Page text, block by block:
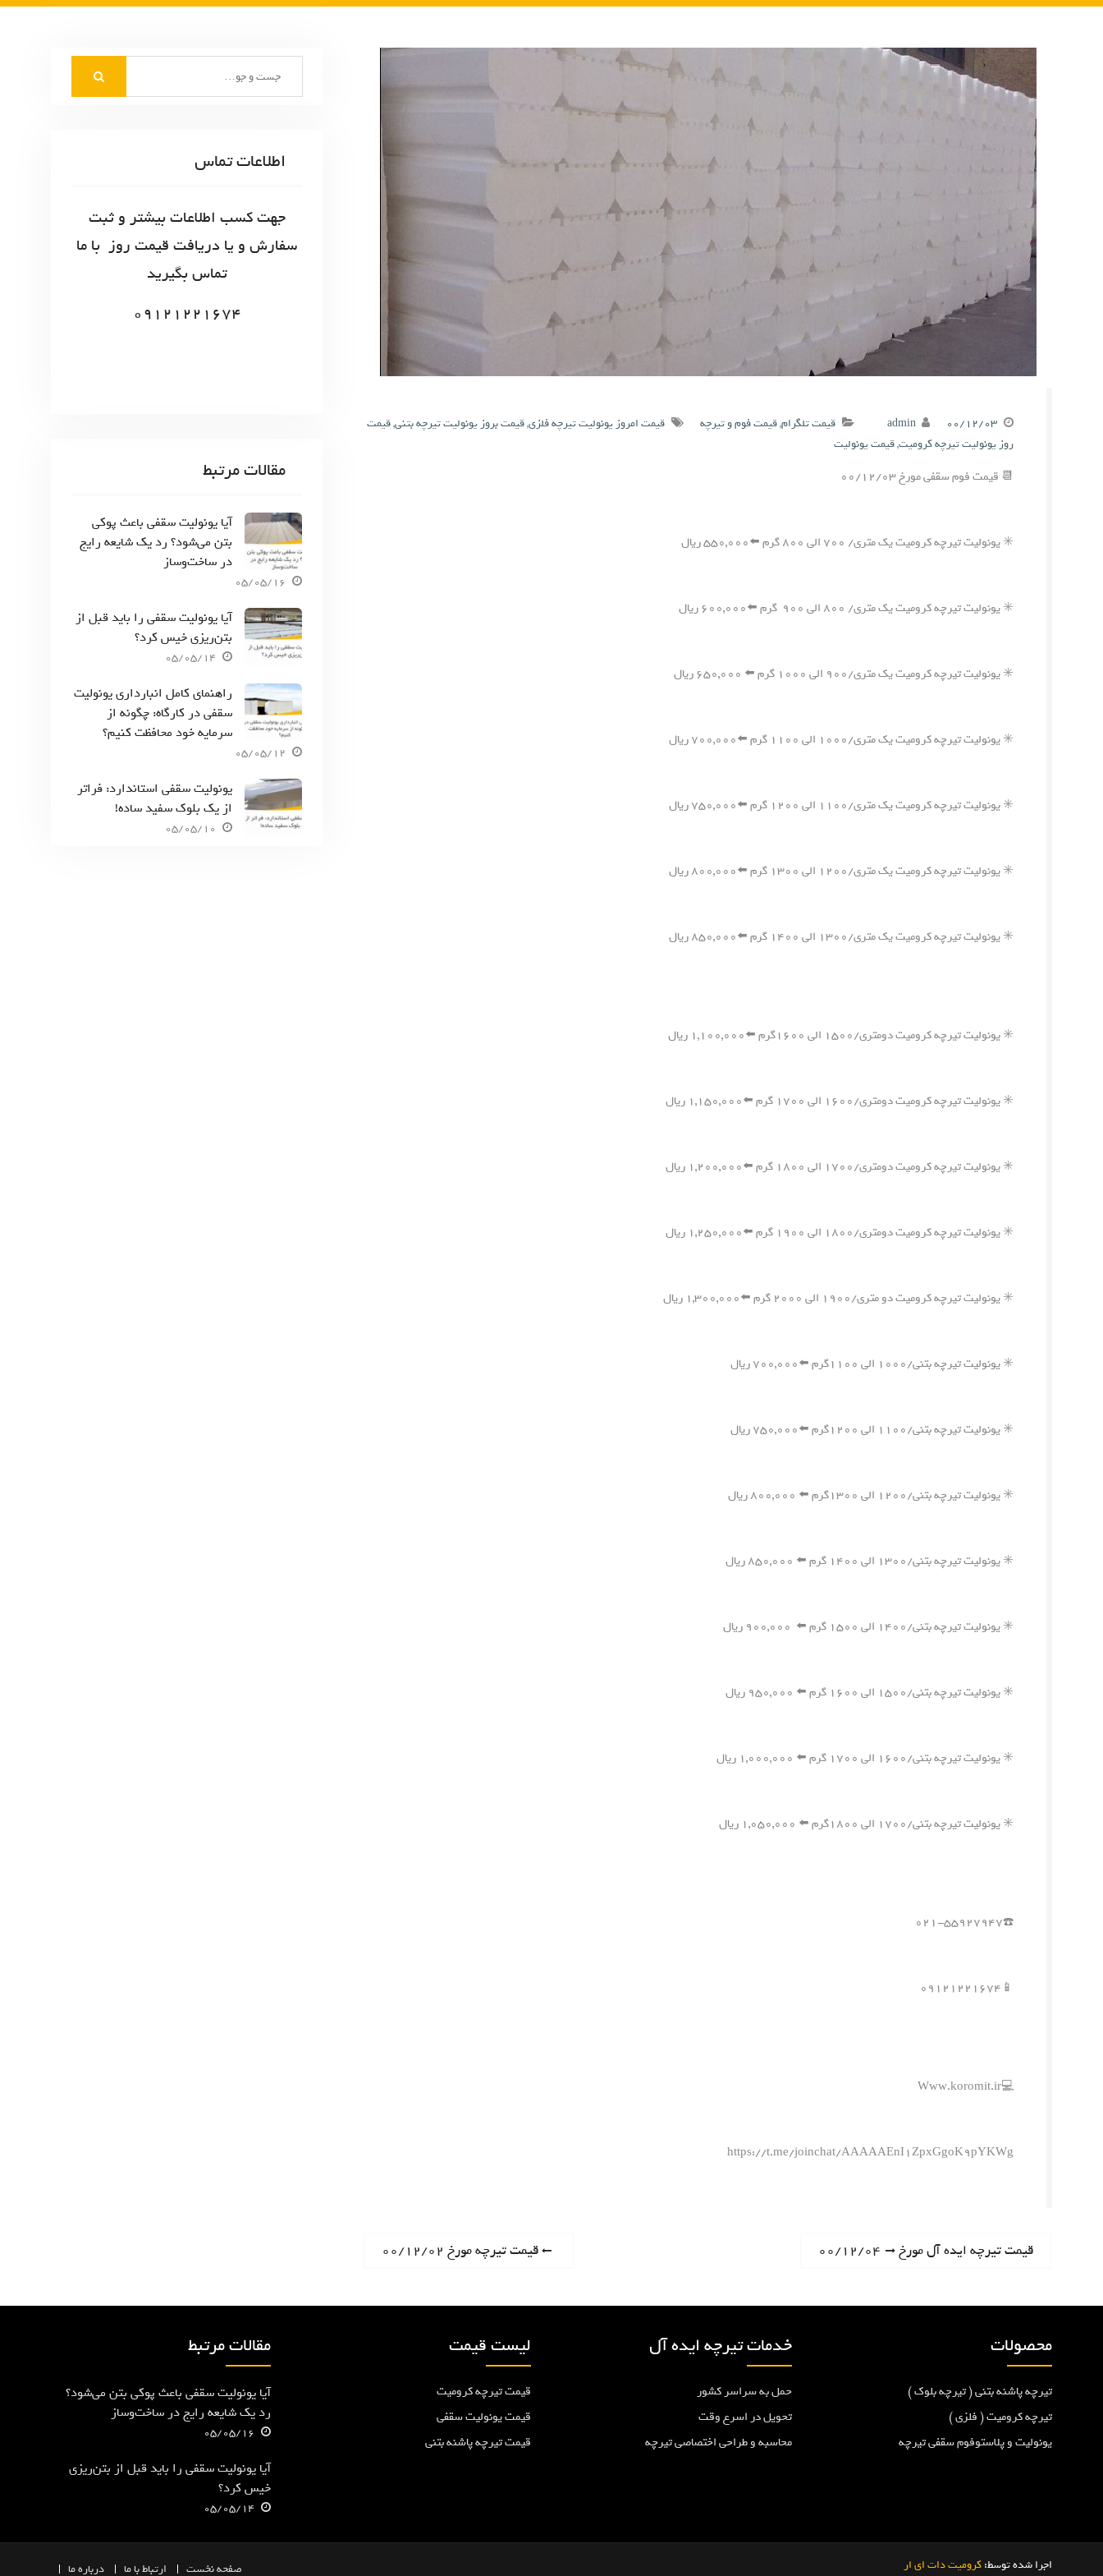
۰۰/۱۲/۰۳ admin قیمت تلگرام,قیمت فوم و تیرچه قیمت امروز یونولیت تیرچه فلزی,قیمت بروز یونولیت تیرچه بتنی,قیمت
روز یونولیت تیرچه کرومیت,قیمت یونولیت
📆 قیمت فوم سقفی مورخ ۰۰/۱۲/۰۳
✳️ یونولیت تیرچه کرومیت یک متری/ ۷۰۰ الی ۸۰۰ گرم ⬅️۵۵۰,۰۰۰ ریال
✳️ یونولیت تیرچه کرومیت یک متری/ ۸۰۰ الی ۹۰۰ گرم ⬅️۶۰۰,۰۰۰ ریال
✳️ یونولیت تیرچه کرومیت یک متری/۹۰۰ الی ۱۰۰۰ گرم ⬅️ ۶۵۰,۰۰۰ ریال
✳️ یونولیت تیرچه کرومیت یک متری/۱۰۰۰ الی ۱۱۰۰ گرم ⬅️۷۰۰,۰۰۰ ریال
✳️ یونولیت تیرچه کرومیت یک متری/۱۱۰۰ الی ۱۲۰۰ گرم ⬅️۷۵۰,۰۰۰ ریال
✳️ یونولیت تیرچه کرومیت یک متری/۱۲۰۰ الی ۱۳۰۰ گرم ⬅️۸۰۰,۰۰۰ ریال
✳️ یونولیت تیرچه کرومیت یک متری/۱۳۰۰ الی ۱۴۰۰ گرم ⬅️۸۵۰,۰۰۰ ریال
✳️ یونولیت تیرچه کرومیت دومتری/۱۵۰۰ الی ۱۶۰۰گرم ⬅️۱,۱۰۰,۰۰۰ ریال
✳️ یونولیت تیرچه کرومیت دومتری/۱۶۰۰ الی ۱۷۰۰ گرم ⬅️۱,۱۵۰,۰۰۰ ریال
✳️ یونولیت تیرچه کرومیت دومتری/۱۷۰۰ الی ۱۸۰۰ گرم ⬅️۱,۲۰۰,۰۰۰ ریال
✳️ یونولیت تیرچه کرومیت دومتری/۱۸۰۰ الی ۱۹۰۰ گرم ⬅️۱,۲۵۰,۰۰۰ ریال
✳️ یونولیت تیرچه کرومیت دو متری/۱۹۰۰ الی ۲۰۰۰ گرم ⬅️۱,۳۰۰,۰۰۰ ریال
✳️ یونولیت تیرچه بتنی/۱۰۰۰ الی ۱۱۰۰گرم ⬅️۷۰۰,۰۰۰ ریال
✳️ یونولیت تیرچه بتنی/۱۱۰۰ الی ۱۲۰۰گرم ⬅️۷۵۰,۰۰۰ ریال
✳️ یونولیت تیرچه بتنی/۱۲۰۰ الی ۱۳۰۰گرم ⬅️ ۸۰۰,۰۰۰ ریال
✳️ یونولیت تیرچه بتنی/۱۳۰۰ الی ۱۴۰۰ گرم ⬅️ ۸۵۰,۰۰۰ ریال
✳️ یونولیت تیرچه بتنی/۱۴۰۰ الی ۱۵۰۰ گرم ⬅️ ۹۰۰,۰۰۰ ریال
✳️ یونولیت تیرچه بتنی/۱۵۰۰ الی ۱۶۰۰ گرم ⬅️ ۹۵۰,۰۰۰ ریال
✳️ یونولیت تیرچه بتنی/۱۶۰۰ الی ۱۷۰۰ گرم ⬅️ ۱,۰۰۰,۰۰۰ ریال
✳️ یونولیت تیرچه بتنی/۱۷۰۰ الی ۱۸۰۰گرم ⬅️ ۱,۰۵۰,۰۰۰ ریال
☎️۰۲۱-۵۵۹۲۷۹۴۷
📱۰۹۱۲۱۲۲۱۶۷۴
💻Www.koromit.ir
https://t.me/joinchat/AAAAAEnI1ZpxGgoK9pYKWg
ه
ب
ر
و
P
v
قیمت تیرچه مورخ ۰۰/۱۲/۰۲
N
t
o
s
t
:
قیمت تیرچه ایده آل مورخ ۰۰/۱۲/۰۴
اطلاعات تماس
جهت کسب اطلاعات بیشتر و ثبت
سفارش و یا دریافت قیمت روز با ما
تماس بگیرید
09121221674
مقالات مرتبط
آیا یونولیت سقفی باعث پوکی
بتن می‌شود؟ رد یک شایعه رایج
در ساخت‌وساز
05/05/16
آیا یونولیت سقفی را باید قبل از
بتن‌ریزی خیس کرد؟
05/05/14
راهنمای کامل انبارداری یونولیت
سقفی در کارگاه: چگونه از
سرمایه خود محافظت کنیم؟
05/05/12
یونولیت سقفی استاندارد: فراتر
از یک بلوک سفید ساده!
05/05/10
مقالات مرتبط
آیا یونولیت سقفی باعث پوکی بتن می‌شود؟
رد یک شایعه رایج در ساخت‌وساز
05/05/16
آیا یونولیت سقفی را باید قبل از بتن‌ریزی
خیس کرد؟
05/05/14
لیست قیمت
قیمت تیرچه کرومیت
قیمت یونولیت سقفی
قیمت تیرچه پاشنه بتنی
خدمات تیرچه ایده آل
حمل به سراسر کشور
تحویل در اسرع وقت
محاسبه و طراحی اختصاصی تیرچه
محصولات
تیرچه پاشنه بتنی ( تیرچه بلوک )
تیرچه کرومیت ( فلزی )
یونولیت و پلاستوفوم سقفی تیرچه
صفحهنخست ارتباط با ما درباره ما اجرا شده توسط:کرومیت دات ای ار